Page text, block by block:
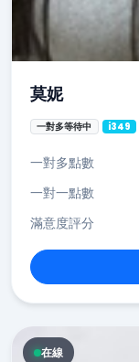
莫妮
一對多等待中 i349
一對多點數
一對一點數
滿意度評分
在線